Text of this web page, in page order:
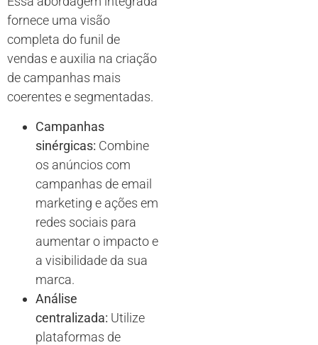
fornece uma visão
completa do funil de
vendas e auxilia na criação
de campanhas mais
coerentes e segmentadas.
Campanhas
sinérgicas: Combine
os anúncios com
campanhas de email
marketing e ações em
redes sociais para
aumentar o impacto e
a visibilidade da sua
marca.
Análise
centralizada: Utilize
plataformas de